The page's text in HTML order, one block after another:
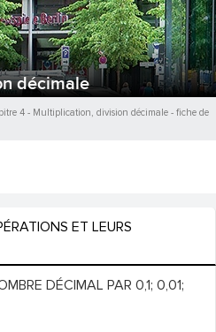
décimale
4 - Multiplication, division décimale - fiche de
ET LEURS
DÉCIMAL PAR 0,1; 0,01;